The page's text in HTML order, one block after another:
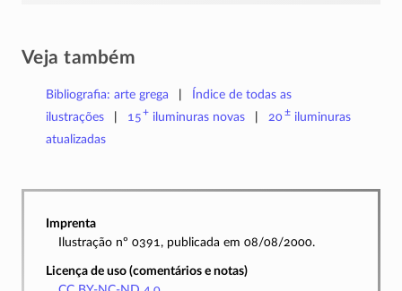
Veja também
Bibliografia: arte grega
Índice de todas as
ilustrações
15+ iluminuras novas 20±iluminuras
atualizadas
Imprenta
Ilustração nº 0391, publicada em 08/08/2000.
Licença de uso (comentários e notas)